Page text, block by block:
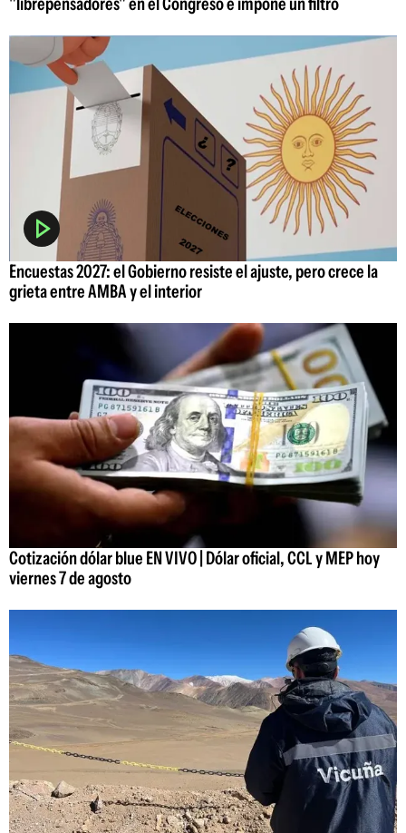
Encuestas 2027: el Gobierno resiste el ajuste, pero crece la
grieta entre AMBA y el interior
Cotización dólar blue EN VIVO | Dólar oficial, CCL y MEP hoy
viernes 7 de agosto